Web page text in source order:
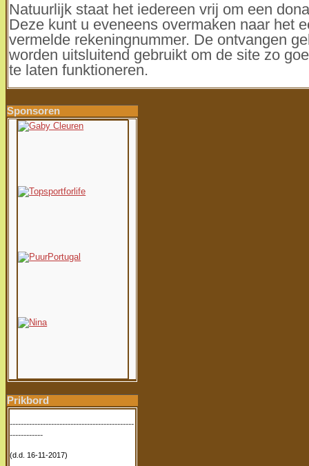
Natuurlijk staat het iedereen vrij om een
Deze kunt u eveneens overmaken naar het
vermelde rekeningnummer. De ontvangen
worden uitsluitend gebruikt om de site zo
te laten funktioneren.
Sponsoren
Prikbord
---------------------------------------------
------------
(d.d. 16-11-2017)